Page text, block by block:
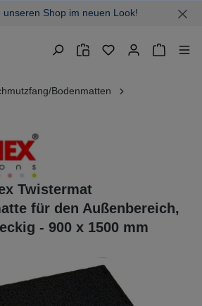
unseren Shop im neuen Look!
Bodenmatten
Twistermat
für den Außenbereich,
- 900 x 1500 mm